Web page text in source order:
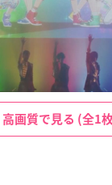
高画質で見る (全1